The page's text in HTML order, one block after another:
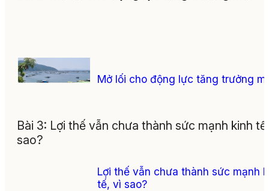
Mở lối cho động lực tăng trưởng
Bài 3: Lợi thế vẫn chưa thành sức mạnh kinh
sao?
Lợi thế vẫn chưa thành sức mạnh
tế, vì sao?